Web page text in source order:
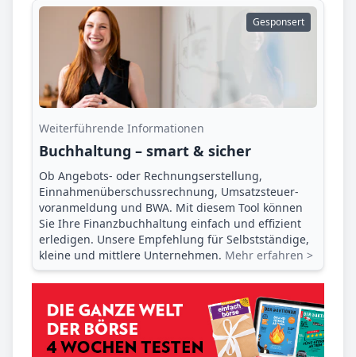
Gesponsert
Weiterführende Informationen
Buchhaltung – smart & sicher
Ob Angebots- oder Rechnungserstellung,
Einnahmenüberschuss­rechnung, Umsatzsteuer­
voranmeldung und BWA. Mit diesem Tool können
Sie Ihre Finanz­buchhaltung einfach und effizient
erledigen. Unsere Empfehlung für Selbstständige,
kleine und mittlere Unternehmen. Mehr erfahren >